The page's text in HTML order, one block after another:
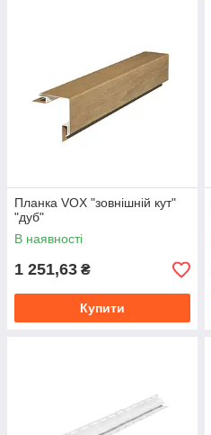
Планка VOX "зовнішній кут"
"дуб"
В наявності
1 251,63 ₴
Купити